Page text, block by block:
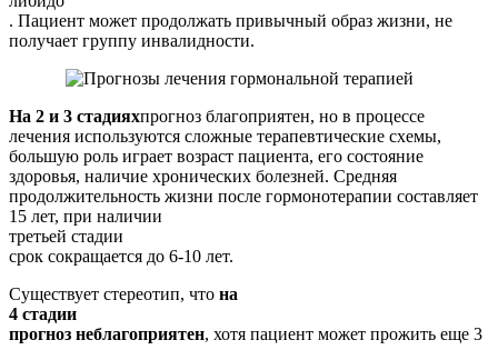
. Пациент может продолжать привычный образ жизни, не
получает группу инвалидности.
На 2 и 3 стадияхпрогноз благоприятен, но в процессе
лечения используются сложные терапевтические схемы,
большую роль играет возраст пациента, его состояние
здоровья, наличие хронических болезней. Средняя
продолжительность жизни после гормонотерапии составляет
15 лет, при наличии
третьей стадии
срок сокращается до 6-10 лет.
Существует стереотип, что на
4 стадии
прогноз неблагоприятен, хотя пациент может прожить еще 3